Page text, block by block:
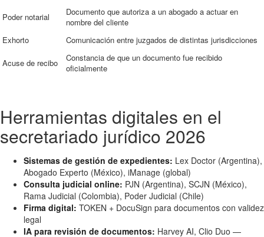
Poder notarial
Documento que autoriza a un abogado a actuar en
nombre del cliente
Exhorto
Comunicación entre juzgados de distintas jurisdicciones
Acuse de recibo
Constancia de que un documento fue recibido
oficialmente
Herramientas digitales en el
secretariado jurídico 2026
Sistemas de gestión de expedientes: Lex Doctor (Argentina),
Abogado Experto (México), iManage (global)
Consulta judicial online: PJN (Argentina), SCJN (México),
Rama Judicial (Colombia), Poder Judicial (Chile)
Firma digital: TOKEN + DocuSign para documentos con validez
legal
IA para revisión de documentos: Harvey AI, Clio Duo —